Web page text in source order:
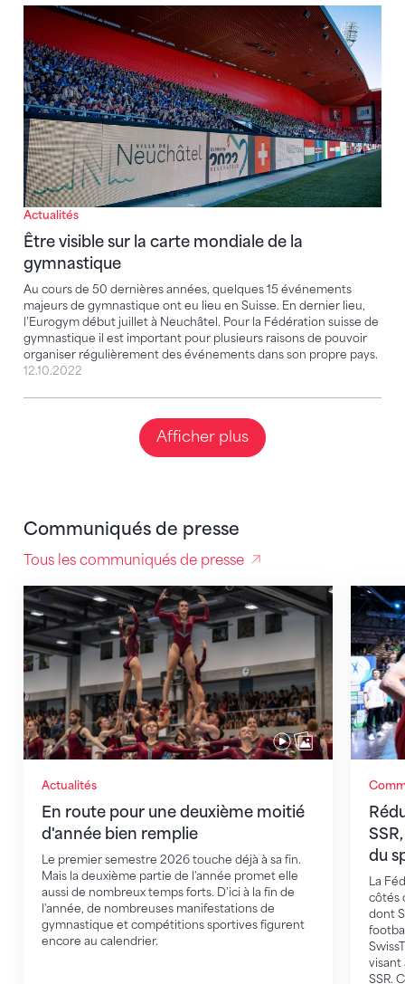
Actualités
Être visible sur la carte mondiale de la
gymnastique
Au cours de 50 dernières années, quelques 15 événements
majeurs de gymnastique ont eu lieu en Suisse. En dernier lieu,
l’Eurogym début juillet à Neuchâtel. Pour la Fédération suisse de
gymnastique il est important pour plusieurs raisons de pouvoir
organiser régulièrement des événements dans son propre pays.
Être visible sur la carte mondiale de la gymnastique
12.10.2022
Afficher plus
Communiqués de presse
Tous les communiqués de presse
Actualités
En route pour une deuxième moitié
d'année bien remplie
Le premier semestre 2026 touche déjà à sa fin.
Mais la deuxième partie de l'année promet elle
aussi de nombreux temps forts. D'ici à la fin de
l'année, de nombreuses manifestations de
gymnastique et compétitions sportives figurent
encore au calendrier.
En route pour une deuxième moitié d'année bien
du
La
côtés
dont
visant
SSR.